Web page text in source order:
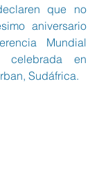
que no
aniversario
Mundial
celebrada en
Sudáfrica.